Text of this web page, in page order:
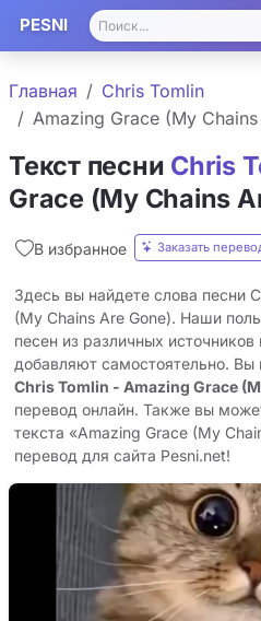
PESNI
Главная
Chris Tomlin
Amazing Grace (My
Текст песни Chris
Grace (My Chains
В избранное Заказать
Здесь вы найдете слова песни
(My Chains Are Gone). Наши
песен из различных
добавляют самостоятельно.
Chris Tomlin - Amazing Grace
перевод онлайн. Также вы
текста «Amazing Grace (My
перевод для сайта Pesni.net!